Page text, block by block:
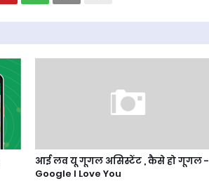
आई लव यू गूगल असिस्टेंट , कैसे हो गूगल -
Google I Love You